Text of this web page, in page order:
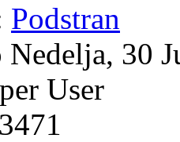
Podstran
30
User